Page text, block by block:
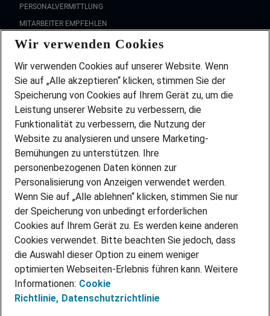
PERSONALVERMITTLUNG
MITARBEITER EMPFEHLEN
FAQ
Wir stellen ein!
DEINE BERUFSGRUPPE
DEINE LEBENSSITUATION
PARTNERSHIP WITH AIRBUS
INITIATIV BEWERBEN
ÜBER UNS
STANDORTE
BLOG
PRESSE
KONTAKT
@Adecco 2026
IMPRESSUM
DATENSCHUTZ
Wir verwenden Cookies
Wir verwenden Cookies auf unserer Website. Wenn
Sie auf „Alle akzeptieren“ klicken, stimmen Sie der
Speicherung von Cookies auf Ihrem Gerät zu, um die
Leistung unserer Website zu verbessern, die
Funktionalität zu verbessern, die Nutzung der
Website zu analysieren und unsere Marketing-
Bemühungen zu unterstützen. Ihre
personenbezogenen Daten können zur
Personalisierung von Anzeigen verwendet werden.
Wenn Sie auf „Alle ablehnen“ klicken, stimmen Sie nur
der Speicherung von unbedingt erforderlichen
Cookies auf Ihrem Gerät zu. Es werden keine anderen
Cookies verwendet. Bitte beachten Sie jedoch, dass
die Auswahl dieser Option zu einem weniger
optimierten Webseiten-Erlebnis führen kann. Weitere
Informationen: Cookie
Richtlinie, Datenschutzrichtlinie